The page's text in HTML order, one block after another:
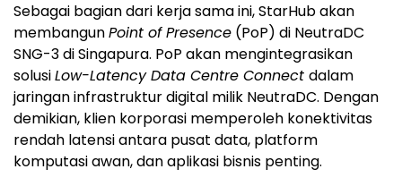
Sebagai bagian dari kerja sama ini, StarHub akan
membangunPoint of Presence (PoP) di NeutraDC
SNG-3 di Singapura. PoP akan mengintegrasikan
solusiLow-Latency Data Centre Connect dalam
jaringan infrastruktur digital milik NeutraDC. Dengan
demikian, klien korporasi memperoleh konektivitas
rendah latensi antara pusat data, platform
komputasi awan, dan aplikasi bisnis penting.